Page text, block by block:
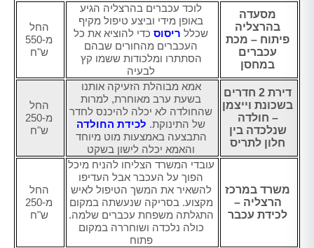
מסעדה
בהרצליה
פיתוח – מכת
עכברים
במחסן
לוכד עכברים בהרצליה הגיע
באופן מידי וביצע טיפול מקיף
שכלל ריסוס כדי להוציא את כל
העכברים מהחורים שבהם
הסתתרו ומלכודות ששמו קץ
לבעיה
החל
מ-550
ש"ח
דירת 2 חדרים
בשכונת וייצמן
– חולדה
שנלכדה בין
חלון לתריס
אמא מבוהלת הזעיקה אותנו
בשעת ערב מאוחרת, למרות
שהחולדה לא יכלה להיכנס לחדר
של התינוקת. לכידת החולדה
התבצעה באמצעות מוט מיוחד
והאמא יכלה לישון בשקט
החל
מ-250
ש"ח
משרד במרכז
הרצליה –
לכידת עכבר
עובדי המשרד הצליחו להניח מיכל
הפוך על העכבר אבל העדיפו
להשאיר את המשך הטיפול לאיש
מקצוע. בסריקה שנעשתה במקום
התגלתה משפחת עכברים שלמה.
כולה נלכדה ושוחררה במקום
פתוח
החל
מ-250
ש"ח